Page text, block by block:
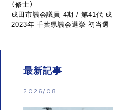
（修士）
成田市議会議員 4期 / 第41代
2023年 千葉県議会選挙 初当選
最新記事
2026/08